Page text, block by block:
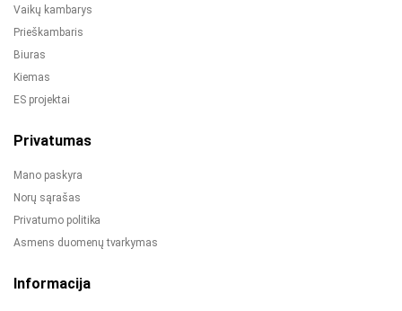
Vaikų kambarys
Prieškambaris
Biuras
Kiemas
ES projektai
Privatumas
Mano paskyra
Norų sąrašas
Privatumo politika
Asmens duomenų tvarkymas
Informacija